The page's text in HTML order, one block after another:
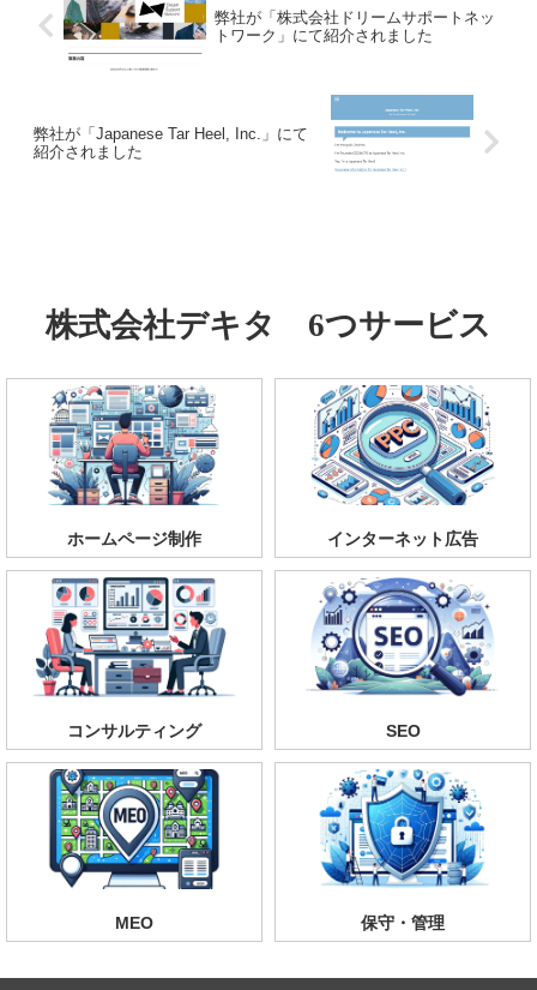
弊社が「株式会社ドリームサポートネッ
トワーク」にて紹介されました
弊社が「Japanese Tar Heel, Inc.」にて
紹介されました
株式会社デキタ 6つサービス
ホームページ制作 インターネット広告
コンサルティング SEO
MEO 保守・管理